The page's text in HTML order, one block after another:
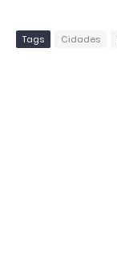
Tags Cidades